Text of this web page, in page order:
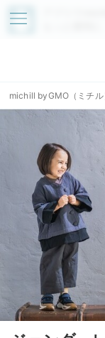
アプリで
michill byGMO（ミチル